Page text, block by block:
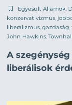
Egyesült Államok,
konzervativizmus,
liberalizmus, gazdaság,
John Hawkins, Townhall
A
liberálisok